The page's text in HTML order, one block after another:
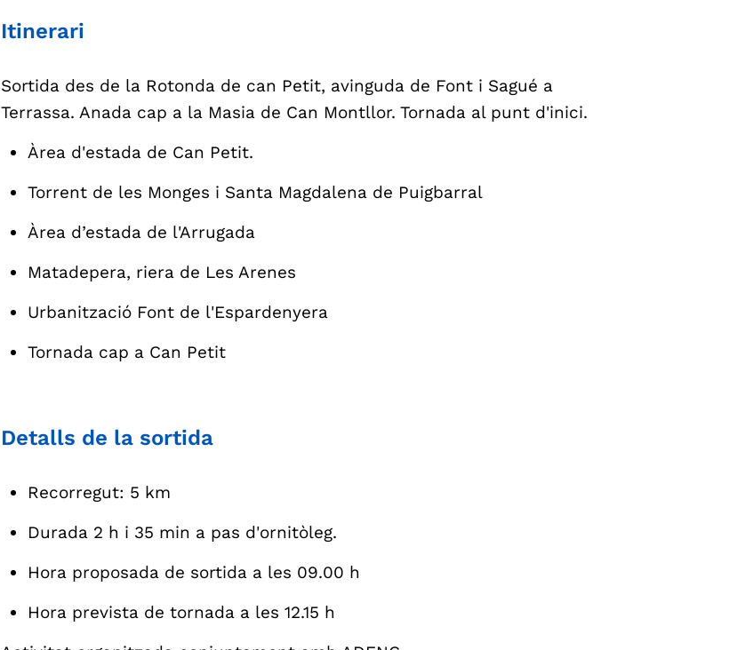
Itinerari
Sortida des de la Rotonda de can Petit, avinguda de Font i Sagué a
Terrassa. Anada cap a la Masia de Can Montllor. Tornada al punt d'inici.
Àrea d'estada de Can Petit.
Torrent de les Monges i Santa Magdalena de Puigbarral
Àrea d’estada de l'Arrugada
Matadepera, riera de Les Arenes
Urbanització Font de l'Espardenyera
Tornada cap a Can Petit
Detalls de la sortida
Recorregut: 5 km
Durada 2 h i 35 min a pas d'ornitòleg.
Hora proposada de sortida a les 09.00 h
Hora prevista de tornada a les 12.15 h